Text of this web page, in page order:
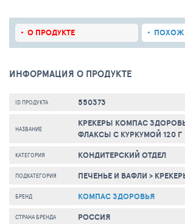
О ПРОДУКТЕ
ИНФОРМАЦИЯ О ПРОДУКТЕ
ID ПРОДУКТА 550373
НАЗВАНИЕ
КРЕКЕРЫ КОМПАС
ФЛАКСЫ С КУРКУМОЙ 120 Г
КАТЕГОРИЯ КОНДИТЕРСКИЙ ОТДЕЛ
ПОДКАТЕГОРИЯ ПЕЧЕНЬЕ И ВАФЛИ >
БРЕНД КОМПАС ЗДОРОВЬЯ
СТРАНА БРЕНДА РОССИЯ